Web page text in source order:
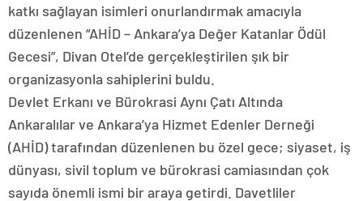
katkı sağlayan isimleri onurlandırmak amacıyla
düzenlenen “AHİD – Ankara’ya Değer Katanlar Ödül
Gecesi”, Divan Otel’de gerçekleştirilen şık bir
organizasyonla sahiplerini buldu.
Devlet Erkanı ve Bürokrasi Aynı Çatı Altında
Ankaralılar ve Ankara’ya Hizmet Edenler Derneği
(AHİD) tarafından düzenlenen bu özel gece; siyaset, iş
dünyası, sivil toplum ve bürokrasi camiasından çok
sayıda önemli ismi bir araya getirdi. Davetliler